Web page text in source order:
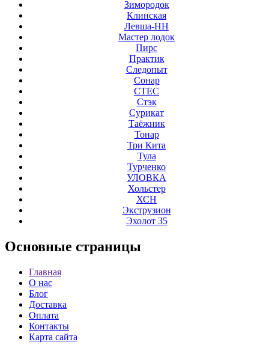
Зимородок
Клинская
Левша-НН
Мастер лодок
Пирс
Практик
Следопыт
Сонар
СТЕС
Стэк
Сурикат
Таёжник
Тонар
Три Кита
Тула
Турченко
УЛОВКА
Хольстер
ХСН
Экструзион
Эхолот 35
Основные страницы
Главная
О нас
Блог
Доставка
Оплата
Контакты
Карта сайта